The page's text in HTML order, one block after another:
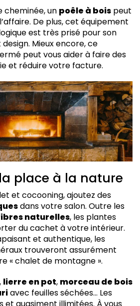
cheminée, un poêle à bois peut
De plus, cet équipement
est très prisé pour son
Mieux encore, ce
peut vous aider à faire des
et réduire votre facture.
place à la nature
et cocooning, ajoutez des
dans votre salon. Outre les
naturelles, les plantes
du cachet à votre intérieur.
et authentique, les
trouveront assurément
« chalet de montagne ».
, lierre en pot, morceau de bois
avec feuilles séchées… Les